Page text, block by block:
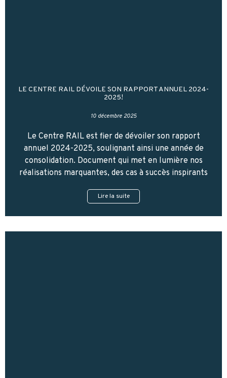
LE CENTRE RAIL DÉVOILE SON RAPPORT ANNUEL 2024-
2025!
10 décembre 2025
Le Centre RAIL est fier de dévoiler son rapport
annuel 2024-2025, soulignant ainsi une année de
consolidation. Document qui met en lumière nos
réalisations marquantes, des cas à succès inspirants
Lire la suite